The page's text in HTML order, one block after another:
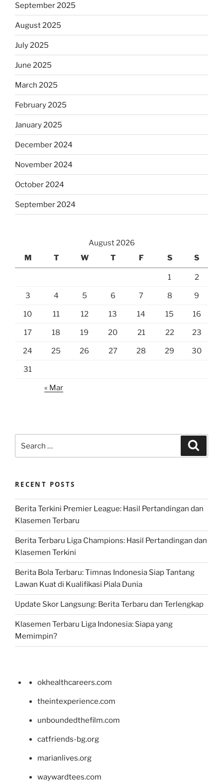
September 2025
August 2025
July 2025
June 2025
March 2025
February 2025
January 2025
December 2024
November 2024
October 2024
September 2024
August 2026
M
T W T F S S
1 2
3 4 5 6 7 8 9
10 11 12 13 14 15 16
17 18 19 20 21 22 23
24 25 26 27 28 29 30
31
« Mar
for:
RECENT POSTS
Berita Terkini Premier League: Hasil Pertandingan dan
Klasemen Terbaru
Berita Terbaru Liga Champions: Hasil Pertandingan dan
Klasemen Terkini
Berita Bola Terbaru: Timnas Indonesia Siap Tantang
Lawan Kuat di Kualifikasi Piala Dunia
Update Skor Langsung: Berita Terbaru dan Terlengkap
Klasemen Terbaru Liga Indonesia: Siapa yang
Memimpin?
okhealthcareers.com
theintexperience.com
unboundedthefilm.com
catfriends-bg.org
marianlives.org
waywardtees.com